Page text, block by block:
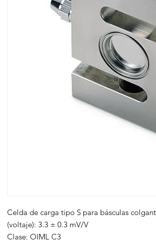
Celda de carga tipo S para básculas
(voltaje): 3.3 ± 0.3 mV/V
Clase: OIML C3